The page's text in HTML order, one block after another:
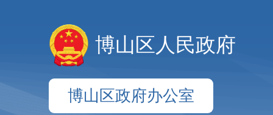
博山区人民政府
博山区政府办公室